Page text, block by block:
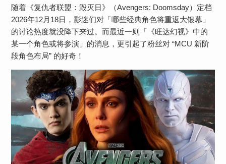
随着《复仇者联盟：毁灭日》（Avengers: Doomsday）定档
2026年12月18日，影迷们对「哪些经典角色将重返大银幕」
的讨论热度就没降下来过。而最近一则「《旺达幻视》中的
某一个角色或将参演」的消息，更引起了粉丝对 “MCU 新阶
段角色布局” 的好奇！